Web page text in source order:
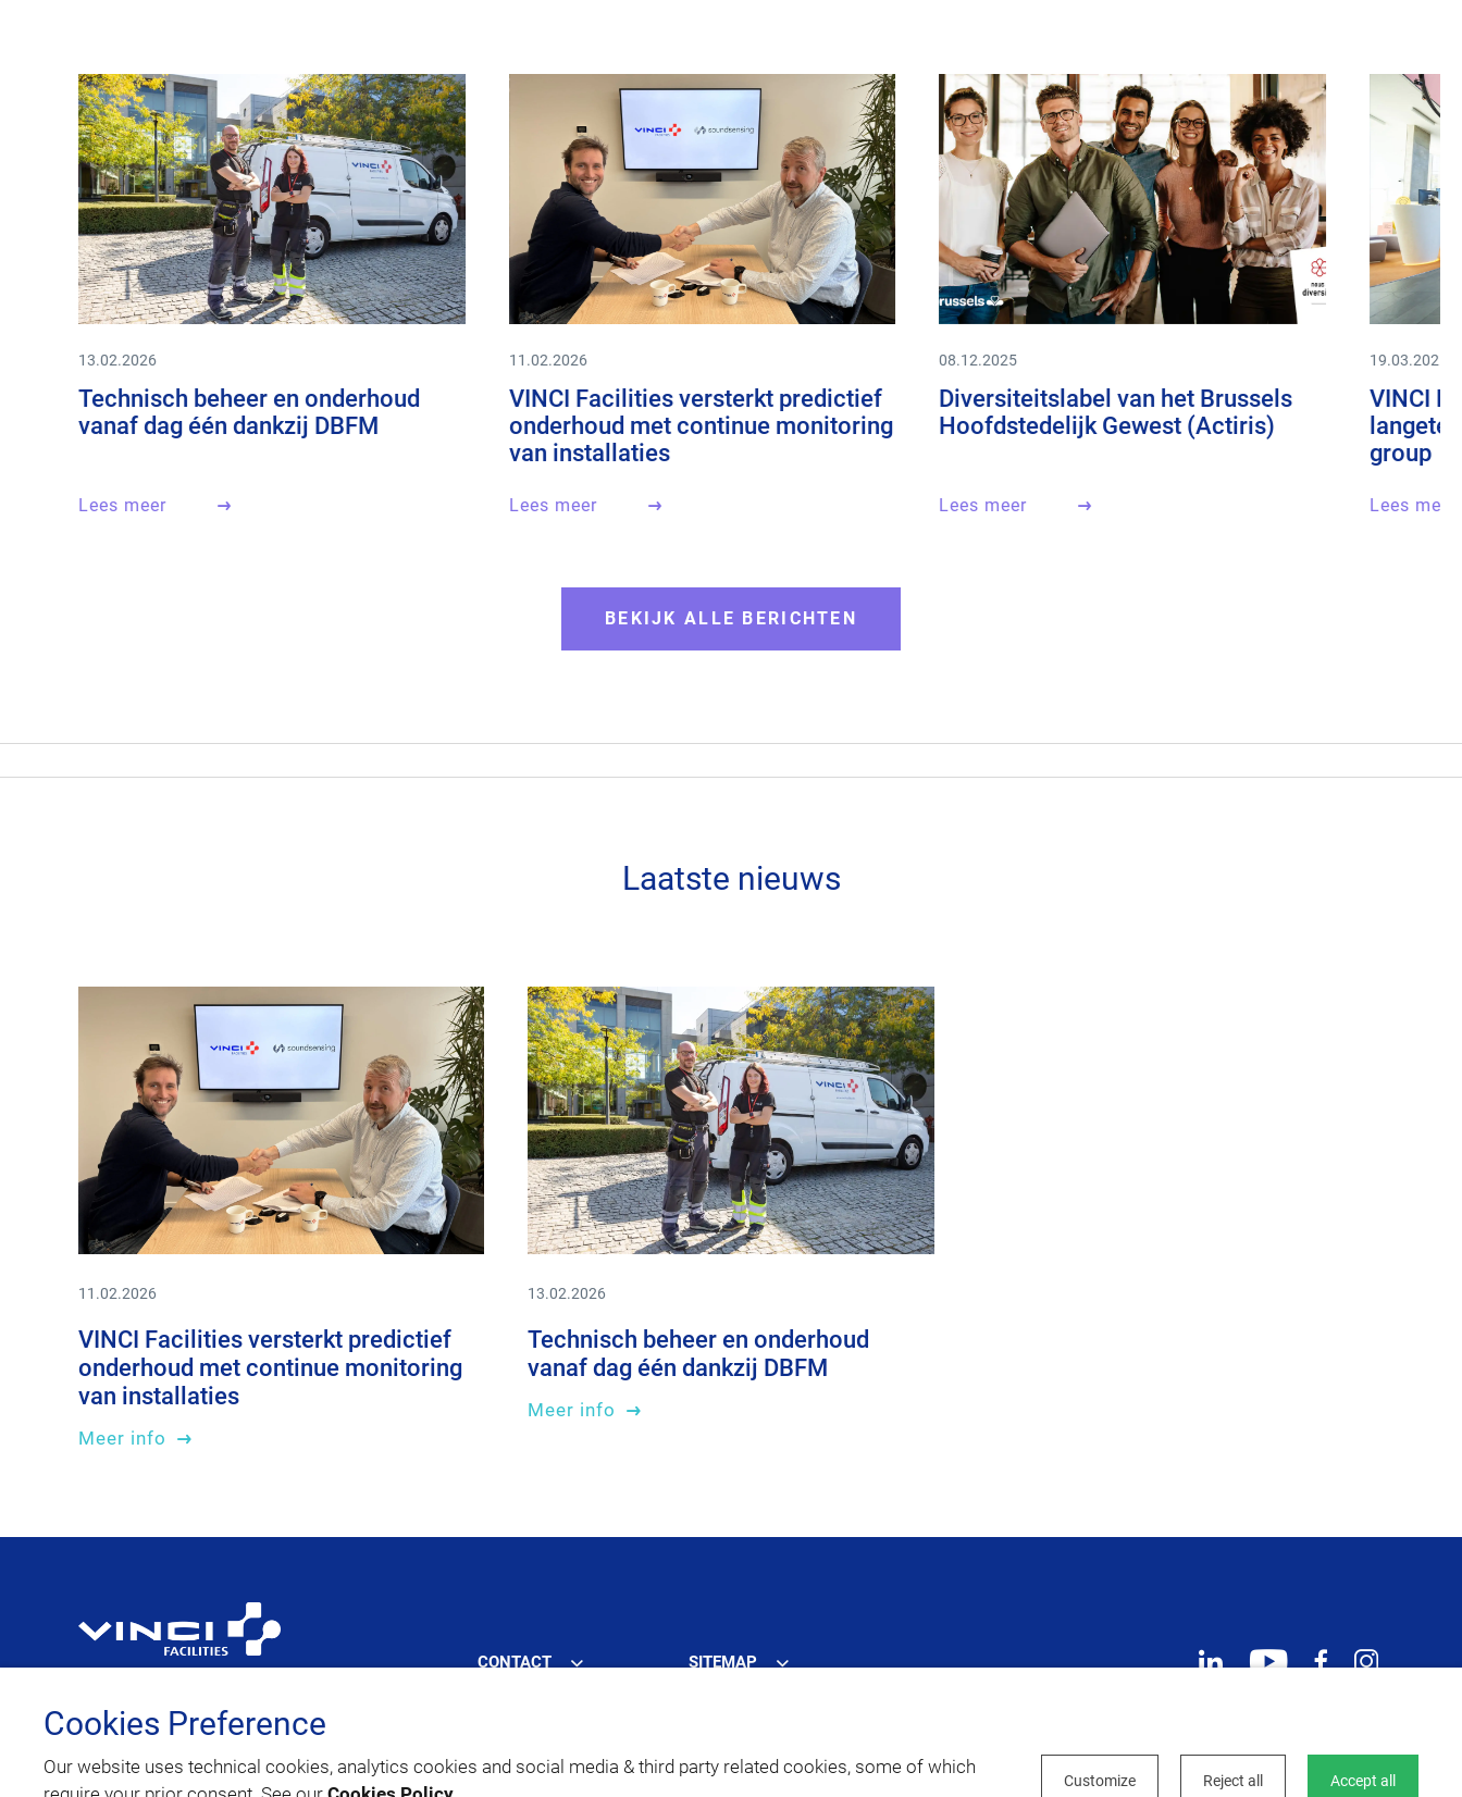
13.02.2026
Technisch beheer en onderhoud
vanaf dag één dankzij DBFM
Lees meer
11.02.2026
VINCI Facilities versterkt predictief
onderhoud met continue monitoring
van installaties
Lees meer
08.12.2025
Diversiteitslabel van het Brussels
Hoofdstedelijk Gewest (Actiris)
Lees meer
19.03.2025
VINCI
group
Lees meer
BEKIJK ALLE BERICHTEN
Laatste nieuws
11.02.2026
VINCI Facilities versterkt predictief
onderhoud met continue monitoring
van installaties
Meer info
13.02.2026
Technisch beheer en onderhoud
vanaf dag één dankzij DBFM
Meer info
VINCI Energies gespecialiseerd in Facility
Management
CONTACT SITEMAP linkedin youtubefacebookinstagram
Cookies Preference
Our website uses technical cookies, analytics cookies and social media & third party related cookies, some of which
Customize Reject all Accept all